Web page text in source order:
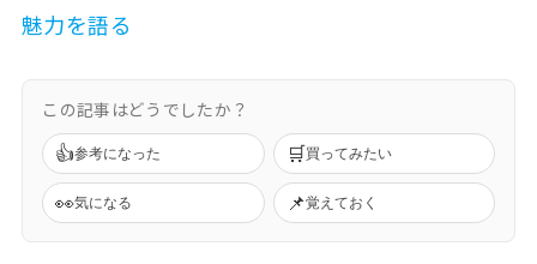
魅力を語る
この記事はどうでしたか？
👍参考になった 🛒買ってみたい
👀気になる 📌覚えておく